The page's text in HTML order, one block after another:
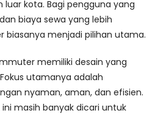
kota. Bagi pengguna yang
biaya sewa yang lebih
biasanya menjadi pilihan utama.
memiliki desain yang
utamanya adalah
nyaman, aman, dan efisien.
masih banyak dicari untuk